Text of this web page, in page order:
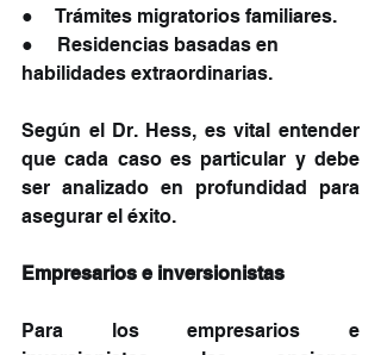
●     Trámites migratorios familiares.
●     Residencias basadas en
habilidades extraordinarias.
Según el Dr. Hess, es vital entender
que cada caso es particular y debe
ser analizado en profundidad para
asegurar el éxito.
Empresarios e inversionistas
Para los empresarios e